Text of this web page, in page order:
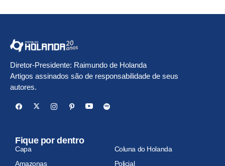
Diretor-Presidente: Raimundo de Holanda
Artigos assinados são de responsabilidade de seus
autores.
Fique por dentro
Capa
Coluna do Holanda
Amazonas
Policial